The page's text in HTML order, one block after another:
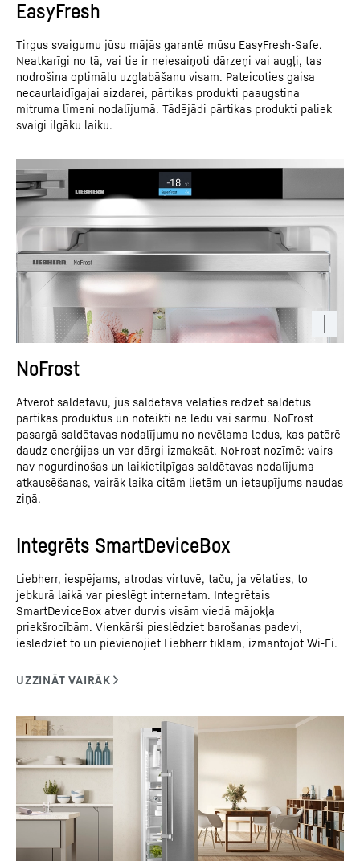
EasyFresh
Tirgus svaigumu jūsu mājās garantē mūsu EasyFresh-Safe.
Neatkarīgi no tā, vai tie ir neiesaiņoti dārzeņi vai augļi, tas
nodrošina optimālu uzglabāšanu visam. Pateicoties gaisa
necaurlaidīgajai aizdarei, pārtikas produkti paaugstina
mitruma līmeni nodalījumā. Tādējādi pārtikas produkti paliek
svaigi ilgāku laiku.
NoFrost
Atverot saldētavu, jūs saldētavā vēlaties redzēt saldētus
pārtikas produktus un noteikti ne ledu vai sarmu. NoFrost
pasargā saldētavas nodalījumu no nevēlama ledus, kas patērē
daudz enerģijas un var dārgi izmaksāt. NoFrost nozīmē: vairs
nav nogurdinošas un laikietilpīgas saldētavas nodalījuma
atkausēšanas, vairāk laika citām lietām un ietaupījums naudas
ziņā.
Integrēts SmartDeviceBox
Liebherr, iespējams, atrodas virtuvē, taču, ja vēlaties, to
jebkurā laikā var pieslēgt internetam. Integrētais
SmartDeviceBox atver durvis visām viedā mājokļa
priekšrocībām. Vienkārši pieslēdziet barošanas padevi,
ieslēdziet to un pievienojiet Liebherr tīklam, izmantojot Wi-Fi.